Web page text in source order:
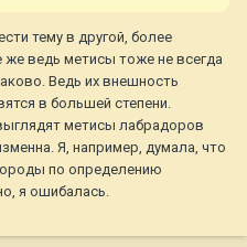
тему в другой, более
ведь метисы тоже не всегда
Ведь их внешность
в большей степени.
метисы лабрадоров
Я, например, думала, что
по определению
я ошибалась.